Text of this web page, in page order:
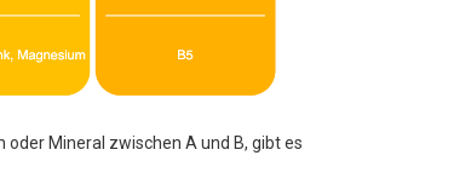
Mineral zwischen A und B, gibt es